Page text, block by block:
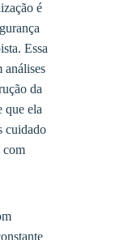
é
Essa
análises
da
que ela
cuidado
com